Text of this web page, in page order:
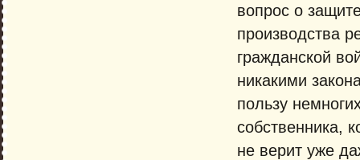
вопрос о
производства
гражданской
никакими
пользу
собственника,
не верит уже